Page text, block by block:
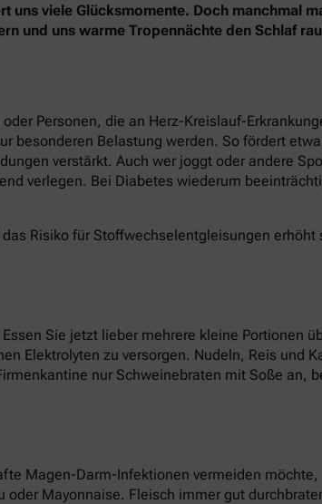
uns viele Glücksmomente. Doch manchmal
und uns warme Tropennächte den Schlaf
Personen, die an Herz-Kreislauf-
besonderen Belastung werden. So fördert
verstärkt. Auch wer joggt oder andere
verlegen. Bei Diabetes wiederum
Risiko für Stoffwechselentgleisungen erhöht
Sie jetzt lieber mehrere kleine Portionen
Elektrolyten zu versorgen. Nudeln, Reis und
nur Schweinebraten mit Soße an,
Magen-Darm-Infektionen vermeiden möchte,
Mayonnaise. Fleisch immer gut